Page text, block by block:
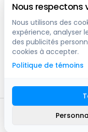
Vancouver
1200 W 73rd Ave #1415,
Calgary
444 5 Ave SW #400
2016 -2026
Nous respectons
Nous utilisons des
expérience, analyser
des publicités
cookies à accepter.
Politique de témoins